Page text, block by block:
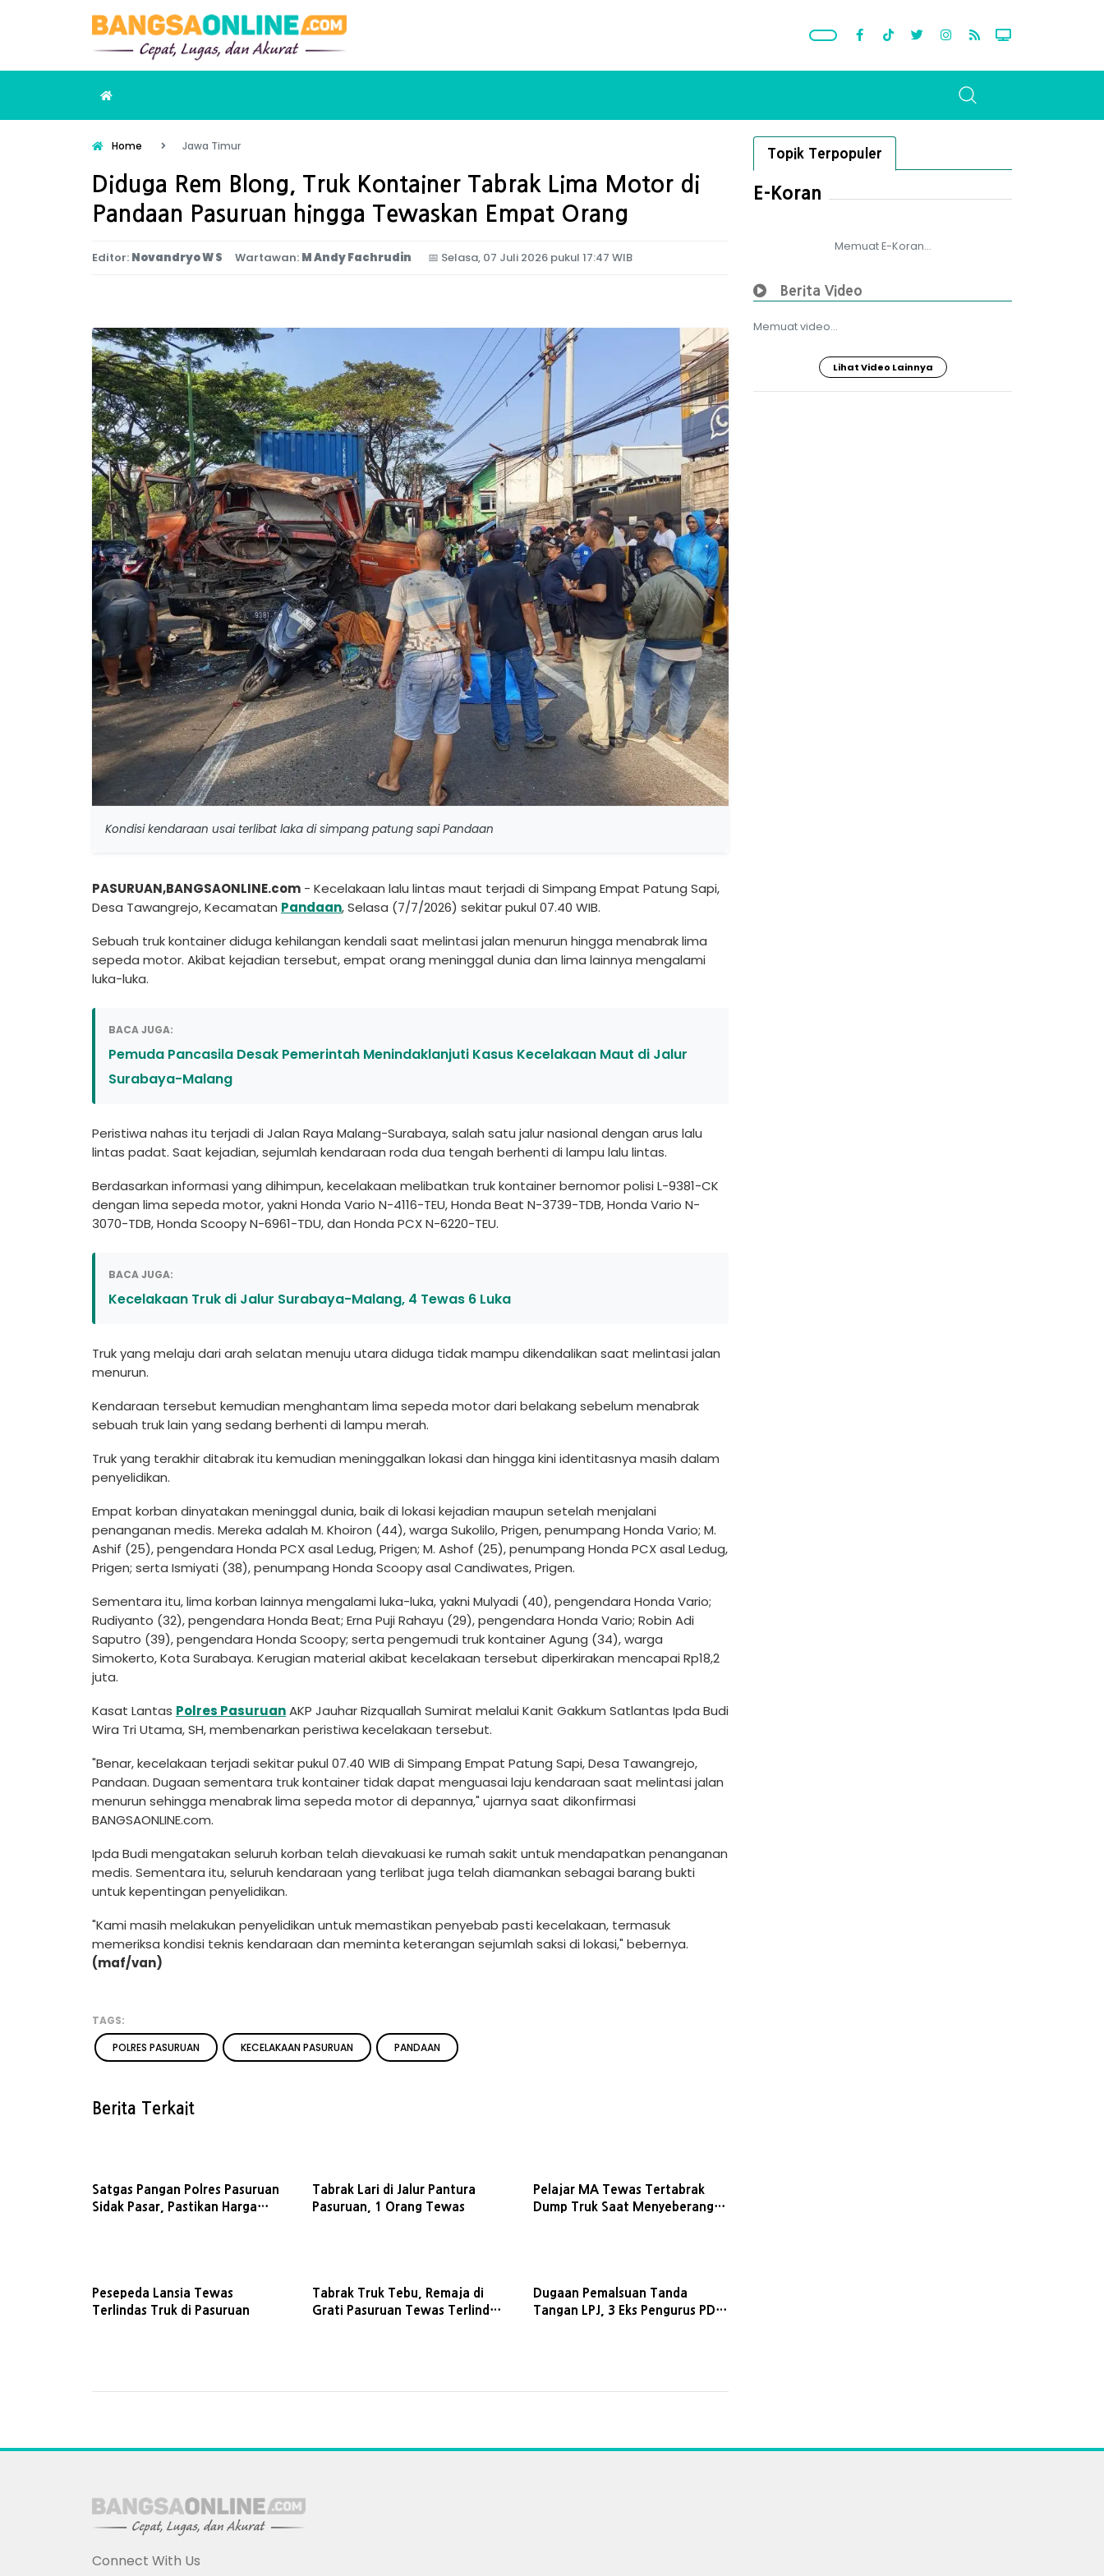
Home Jawa Timur
Diduga Rem Blong, Truk Kontainer Tabrak Lima Motor di
Pandaan Pasuruan hingga Tewaskan Empat Orang
Editor: Novandryo W S Wartawan: M Andy Fachrudin 📅 Selasa, 07 Juli 2026 pukul 17:47 WIB
Kondisi kendaraan usai terlibat laka di simpang patung sapi Pandaan
PASURUAN,BANGSAONLINE.com - Kecelakaan lalu lintas maut terjadi di Simpang Empat Patung Sapi,
Desa Tawangrejo, Kecamatan Pandaan, Selasa (7/7/2026) sekitar pukul 07.40 WIB.
Sebuah truk kontainer diduga kehilangan kendali saat melintasi jalan menurun hingga menabrak lima
sepeda motor. Akibat kejadian tersebut, empat orang meninggal dunia dan lima lainnya mengalami
luka-luka.
BACA JUGA:
Pemuda Pancasila Desak Pemerintah Menindaklanjuti Kasus Kecelakaan Maut di Jalur
Surabaya-Malang
Peristiwa nahas itu terjadi di Jalan Raya Malang-Surabaya, salah satu jalur nasional dengan arus lalu
lintas padat. Saat kejadian, sejumlah kendaraan roda dua tengah berhenti di lampu lalu lintas.
Berdasarkan informasi yang dihimpun, kecelakaan melibatkan truk kontainer bernomor polisi L-9381-CK
dengan lima sepeda motor, yakni Honda Vario N-4116-TEU, Honda Beat N-3739-TDB, Honda Vario N-
3070-TDB, Honda Scoopy N-6961-TDU, dan Honda PCX N-6220-TEU.
BACA JUGA:
Kecelakaan Truk di Jalur Surabaya-Malang, 4 Tewas 6 Luka
Truk yang melaju dari arah selatan menuju utara diduga tidak mampu dikendalikan saat melintasi jalan
menurun.
Kendaraan tersebut kemudian menghantam lima sepeda motor dari belakang sebelum menabrak
sebuah truk lain yang sedang berhenti di lampu merah.
Truk yang terakhir ditabrak itu kemudian meninggalkan lokasi dan hingga kini identitasnya masih dalam
penyelidikan.
Empat korban dinyatakan meninggal dunia, baik di lokasi kejadian maupun setelah menjalani
penanganan medis. Mereka adalah M. Khoiron (44), warga Sukolilo, Prigen, penumpang Honda Vario; M.
Ashif (25), pengendara Honda PCX asal Ledug, Prigen; M. Ashof (25), penumpang Honda PCX asal Ledug,
Prigen; serta Ismiyati (38), penumpang Honda Scoopy asal Candiwates, Prigen.
Sementara itu, lima korban lainnya mengalami luka-luka, yakni Mulyadi (40), pengendara Honda Vario;
Rudiyanto (32), pengendara Honda Beat; Erna Puji Rahayu (29), pengendara Honda Vario; Robin Adi
Saputro (39), pengendara Honda Scoopy; serta pengemudi truk kontainer Agung (34), warga
Simokerto, Kota Surabaya. Kerugian material akibat kecelakaan tersebut diperkirakan mencapai Rp18,2
juta.
Kasat Lantas Polres PasuruanAKP Jauhar Rizquallah Sumirat melalui Kanit Gakkum Satlantas Ipda Budi
Wira Tri Utama, SH, membenarkan peristiwa kecelakaan tersebut.
"Benar, kecelakaan terjadi sekitar pukul 07.40 WIB di Simpang Empat Patung Sapi, Desa Tawangrejo,
Pandaan. Dugaan sementara truk kontainer tidak dapat menguasai laju kendaraan saat melintasi jalan
menurun sehingga menabrak lima sepeda motor di depannya," ujarnya saat dikonfirmasi
BANGSAONLINE.com.
Ipda Budi mengatakan seluruh korban telah dievakuasi ke rumah sakit untuk mendapatkan penanganan
medis. Sementara itu, seluruh kendaraan yang terlibat juga telah diamankan sebagai barang bukti
untuk kepentingan penyelidikan.
"Kami masih melakukan penyelidikan untuk memastikan penyebab pasti kecelakaan, termasuk
memeriksa kondisi teknis kendaraan dan meminta keterangan sejumlah saksi di lokasi," bebernya.
(maf/van)
TAGS:
POLRES PASURUAN
KECELAKAAN PASURUAN PANDAAN
Berita Terkait
Satgas Pangan Polres Pasuruan
Sidak Pasar, Pastikan Harga
Tabrak Lari di Jalur Pantura
Pasuruan, 1 Orang Tewas
Pelajar MA Tewas Tertabrak
Dump Truk Saat Menyeberang
Pesepeda Lansia Tewas
Terlindas Truk di Pasuruan
Tabrak Truk Tebu, Remaja di
Grati Pasuruan Tewas Terlindas
Dugaan Pemalsuan Tanda
Tangan LPJ, 3 Eks Pengurus PDIP
Topik Terpopuler
E-Koran
Memuat E-Koran...
Berita Video
Memuat video...
Lihat Video Lainnya
Connect With Us